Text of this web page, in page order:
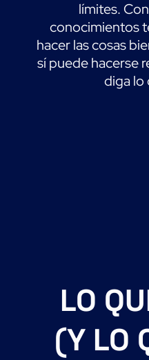
límites.
conocimientos
hacer las cosas
sí puede hacerse
diga lo
LO
(Y LO